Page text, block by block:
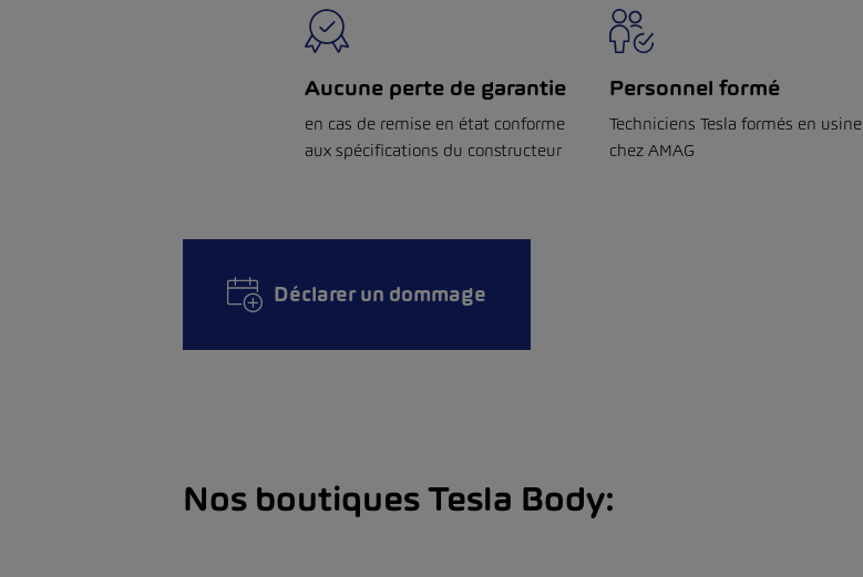
Aucune perte de garantie
en cas de remise en état conforme
aux spécifications du constructeur
Personnel formé
Techniciens Tesla formés en usine
chez AMAG
Déclarer un dommage
Nos boutiques Tesla Body: